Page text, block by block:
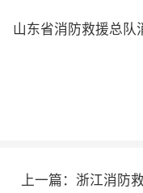
山东省消防救援总队
上一篇： 浙江消防救援总队消防行